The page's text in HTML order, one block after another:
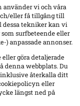
använder vi och våra
eller få tillgång till
tekniker kan vi
surfbeteende eller
) anpassade annonser.
göra detaljerade
denna webbplats. Du
återkalla ditt
eller
längst ned på
mötet i Conference
segermål och firande
och kastade
tidig avblåsning trots